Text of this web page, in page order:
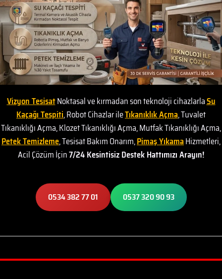
Vizyon TesisatNoktasal ve kırmadan son teknoloji cihazlarlaSu
Kaçağı Tespiti, Robot Cihazlar ileTıkanıklık Açma, Tuvalet
Tıkanıklığı Açma, Klozet Tıkanıklığı Açma, Mutfak Tıkanıklığı Açma,
Petek Temizleme, Tesisat Bakım Onarım,Pimaş YıkamaHizmetleri,
Acil Çözüm İçin7/24 Kesintisiz Destek Hattımızı Arayın!
0534 382 77 01 0537 320 90 93